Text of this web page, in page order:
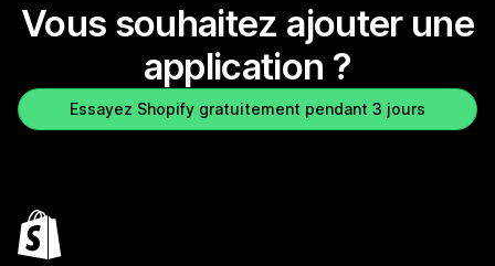
Vous souhaitez ajouter une
application ?
Essayez Shopify gratuitement pendant 3 jours